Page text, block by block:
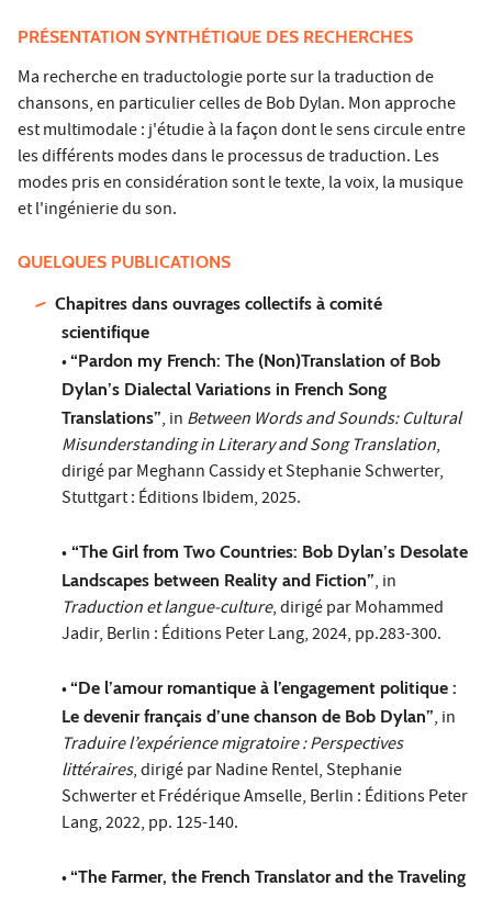
PRÉSENTATION SYNTHÉTIQUE DES RECHERCHES
Ma recherche en traductologie porte sur la traduction de
chansons, en particulier celles de Bob Dylan. Mon approche
est multimodale : j'étudie à la façon dont le sens circule entre
les différents modes dans le processus de traduction. Les
modes pris en considération sont le texte, la voix, la musique
et l'ingénierie du son.
QUELQUES PUBLICATIONS
Chapitres dans ouvrages collectifs à comité
scientifique
•“Pardon my French: The (Non)Translation of Bob
Dylan’s Dialectal Variations in French Song
Translations”, in Between Words and Sounds: Cultural
Misunderstanding in Literary and Song Translation,
dirigé par Meghann Cassidy et Stephanie Schwerter,
Stuttgart : Éditions Ibidem, 2025.
• “The Girl from Two Countries: Bob Dylan’s Desolate
Landscapes between Reality and Fiction”, in
Traduction et langue-culture, dirigé par Mohammed
Jadir, Berlin : Éditions Peter Lang, 2024, pp.283-300.
•“De l’amour romantique à l’engagement politique :
Le devenir français d’une chanson de Bob Dylan”, in
Traduire l’expérience migratoire : Perspectives
littéraires, dirigé par Nadine Rentel, Stephanie
Schwerter et Frédérique Amselle, Berlin : Éditions Peter
Lang, 2022, pp. 125-140.
•“The Farmer, the French Translator and the Traveling